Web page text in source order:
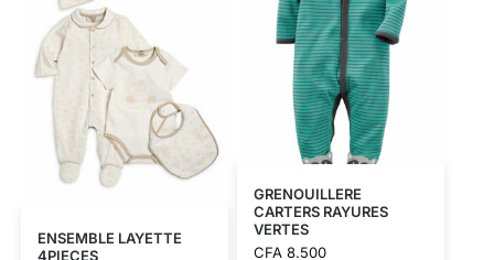
ENSEMBLE LAYETTE
4PIECES
GRENOUILLERE
CARTERS RAYURES
VERTES
CFA8.500